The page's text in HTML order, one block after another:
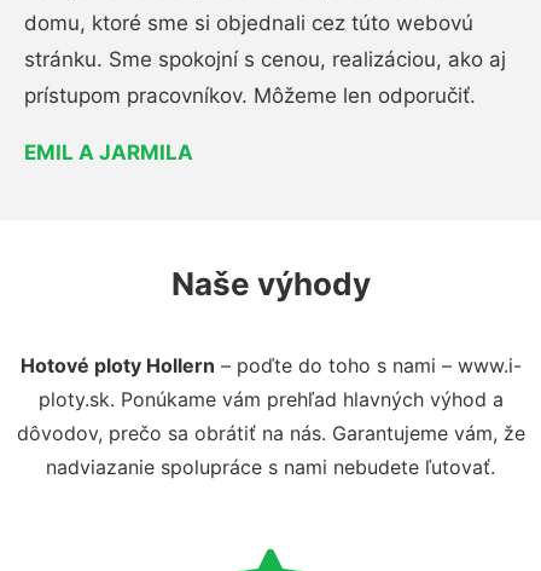
domu, ktoré sme si objednali cez túto webovú
stránku. Sme spokojní s cenou, realizáciou, ako aj
prístupom pracovníkov. Môžeme len odporučiť.
EMIL A JARMILA
Naše výhody
Hotové ploty Hollern – poďte do toho s nami – www.i-
ploty.sk. Ponúkame vám prehľad hlavných výhod a
dôvodov, prečo sa obrátiť na nás. Garantujeme vám, že
nadviazanie spolupráce s nami nebudete ľutovať.